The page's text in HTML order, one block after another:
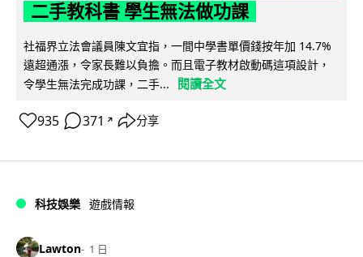
二手教科書 學生無法做功課
社福界立法會議員陳文宜指，一間中學書單價錢按年加 14.7%
遠超通漲，令家長難以負擔。而且電子教材啟動碼這項設計，
令學生無法完成功課，二手...
閱讀全文
935 371 ↗ 分享
科技娛樂 遊戲情報
Lawton 1 日